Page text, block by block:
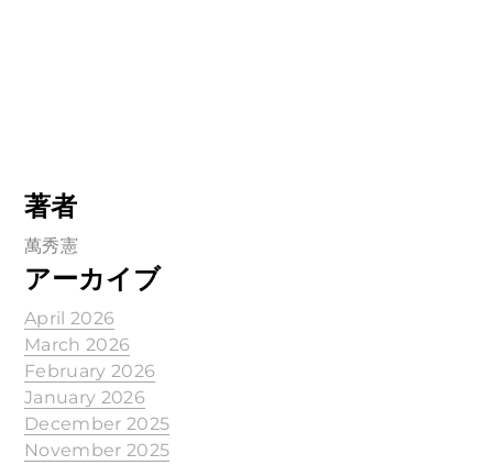
著者
萬秀憲
アーカイブ
April 2026
March 2026
February 2026
January 2026
December 2025
November 2025